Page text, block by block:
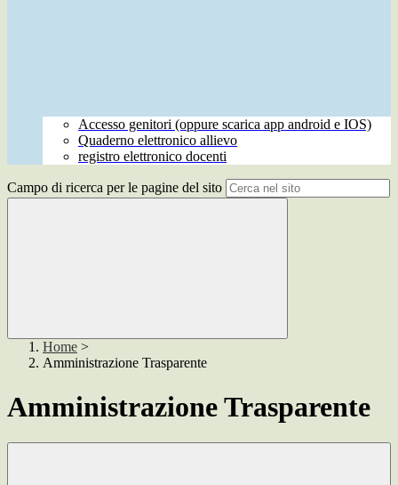
Accesso genitori (oppure scarica app android e IOS)
Quaderno elettronico allievo
registro elettronico docenti
Campo di ricerca per le pagine del sito
Home >
Amministrazione Trasparente
Amministrazione Trasparente